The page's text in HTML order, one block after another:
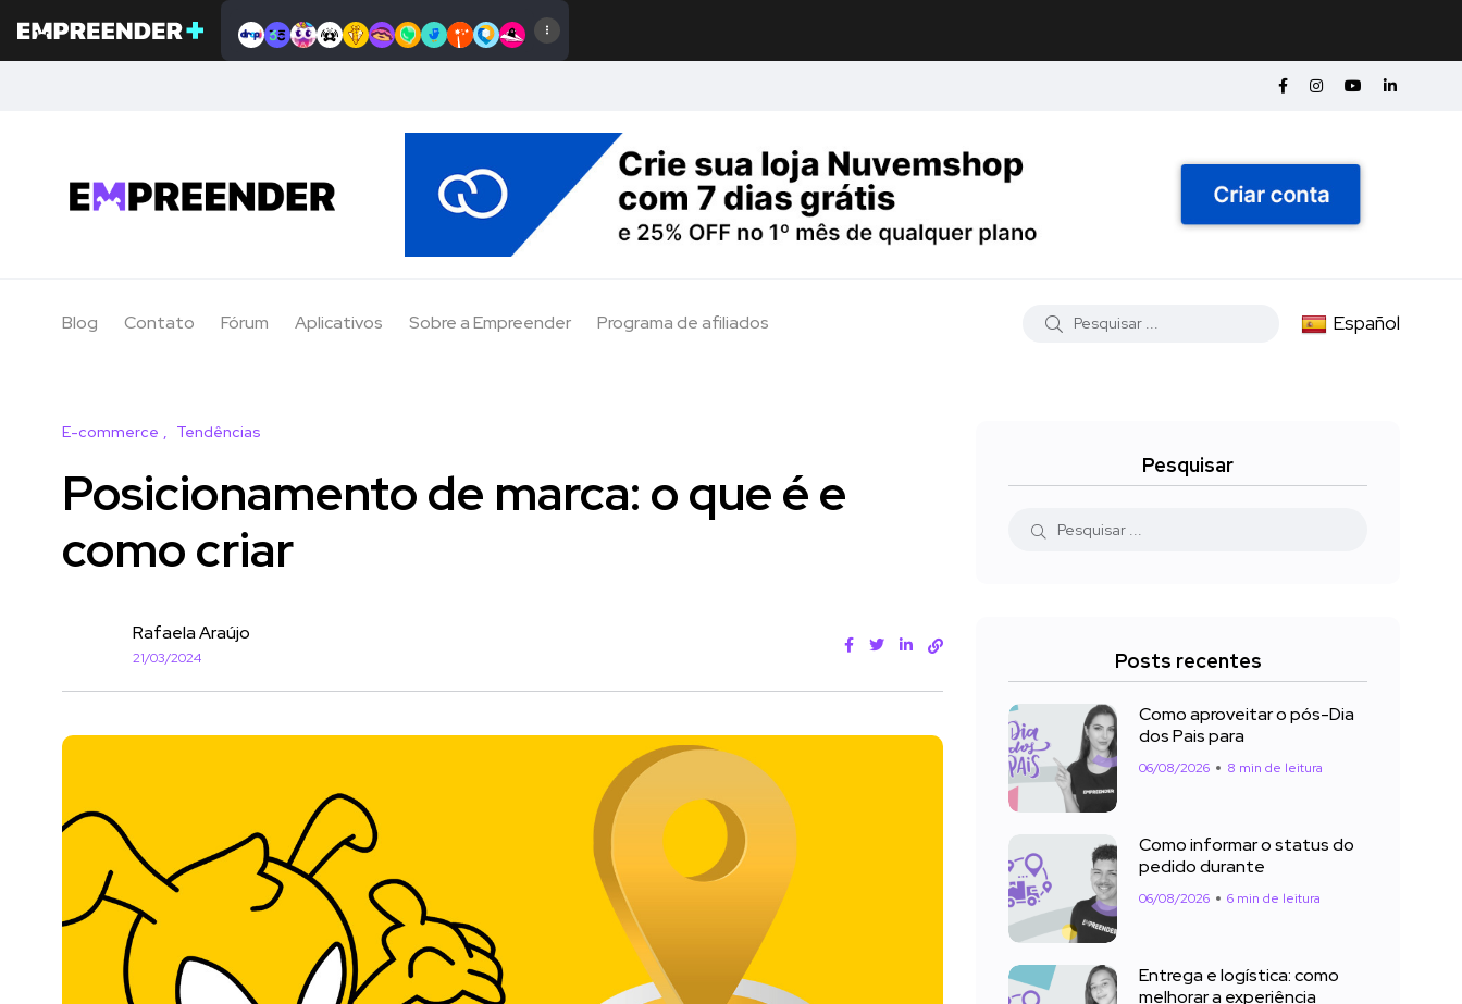
Blog Contato Fórum Aplicativos Sobre a Empreender Programa de afiliados Español
E-commerce Tendências
Posicionamento de marca: o que é e
como criar
Rafaela Araújo
21/03/2024
Pesquisar
Posts recentes
Como aproveitar o pós-Dia
dos Pais para
06/08/2026 8 min de leitura
Como informar o status do
pedido durante
06/08/2026 6 min de leitura
Entrega e logística: como
melhorar a experiência